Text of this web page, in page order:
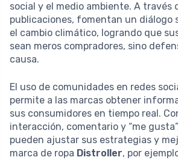
social y el medio ambiente. A través
publicaciones, fomentan un diálogo
el cambio climático, logrando que
sean meros compradores, sino
causa.
El uso de comunidades en redes
permite a las marcas obtener
sus consumidores en tiempo real.
interacción, comentario y “me
pueden ajustar sus estrategias y
marca de ropa Distroller, por